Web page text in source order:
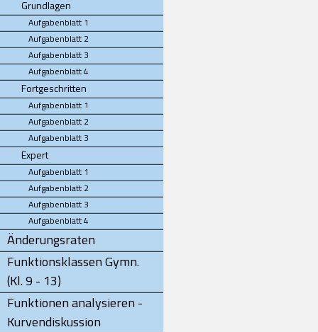
Grundlagen
Aufgabenblatt 1
Aufgabenblatt 2
Aufgabenblatt 3
Aufgabenblatt 4
Fortgeschritten
Aufgabenblatt 1
Aufgabenblatt 2
Aufgabenblatt 3
Expert
Aufgabenblatt 1
Aufgabenblatt 2
Aufgabenblatt 3
Aufgabenblatt 4
Änderungsraten
Funktionsklassen Gymn.
(Kl. 9 - 13)
Funktionen analysieren -
Kurvendiskussion